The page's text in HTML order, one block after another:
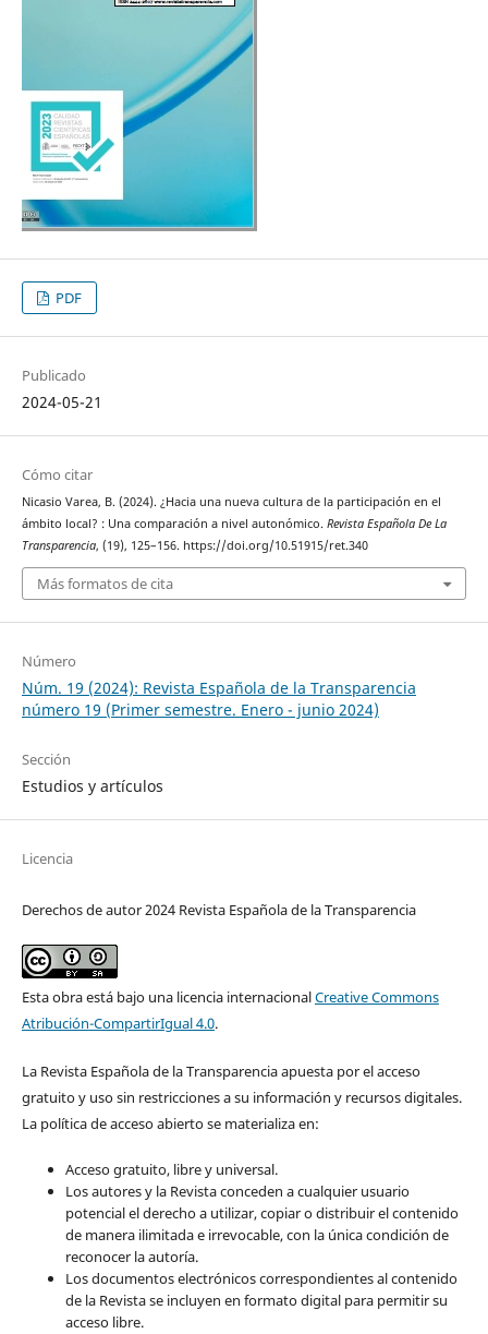
PDF
Publicado
2024-05-21
Cómo citar
Nicasio Varea, B. (2024). ¿Hacia una nueva cultura de la participación en el
ámbito local? : Una comparación a nivel autonómico. Revista Española De La
Transparencia, (19), 125–156. https://doi.org/10.51915/ret.340
Más formatos de cita
Número
Núm. 19 (2024): Revista Española de la Transparencia
número 19 (Primer semestre. Enero - junio 2024)
Sección
Estudios y artículos
Licencia
Derechos de autor 2024 Revista Española de la Transparencia
Esta obra está bajo una licencia internacionalCreative Commons
Atribución-CompartirIgual 4.0.
La Revista Española de la Transparencia apuesta por el acceso
gratuito y uso sin restricciones a su información y recursos digitales.
La política de acceso abierto se materializa en:
Acceso gratuito, libre y universal.
Los autores y la Revista conceden a cualquier usuario
potencial el derecho a utilizar, copiar o distribuir el contenido
de manera ilimitada e irrevocable, con la única condición de
reconocer la autoría.
Los documentos electrónicos correspondientes al contenido
de la Revista se incluyen en formato digital para permitir su
acceso libre.